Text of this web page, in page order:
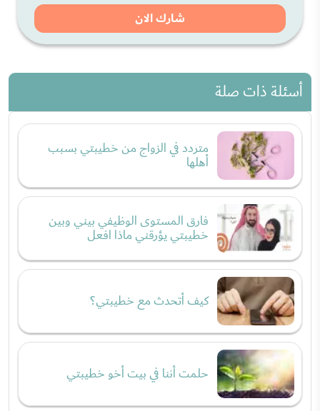
شارك الان
أسئلة ذات صلة
متردد في الزواج من خطيبتي بسبب
أهلها
فارق المستوى الوظيفي بيني وبين
خطيبتي يؤرقني ماذا افعل
كيف أتحدث مع خطيبتي؟
حلمت أننا في بيت أخو خطيبتي